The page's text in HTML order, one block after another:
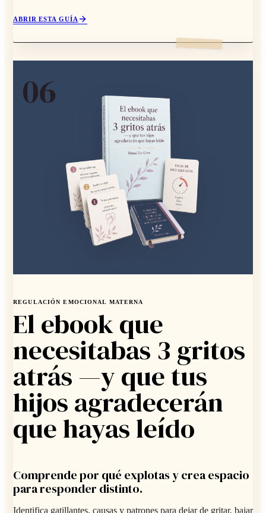
ABRIR ESTA GUÍA
06
REGULACIÓN EMOCIONAL MATERNA
El ebook que
necesitabas 3 gritos
atrás —y que tus
hijos agradecerán
que hayas leído
Comprende por qué explotas y crea espacio
para responder distinto.
Identifica gatillantes, causas y patrones para dejar de gritar, bajar